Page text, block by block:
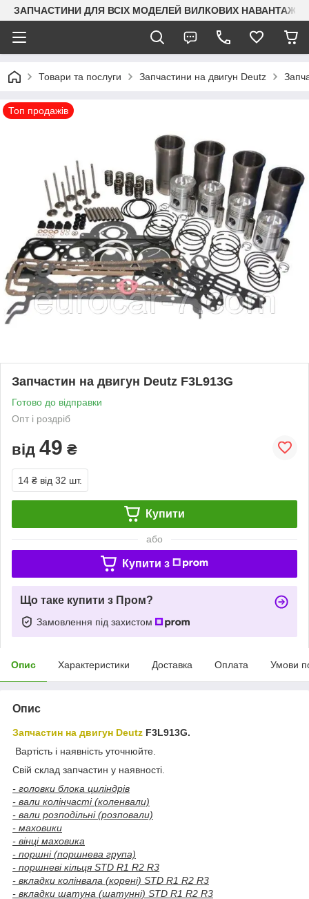
ЗАПЧАСТИНИ ДЛЯ ВСІХ МОДЕЛЕЙ ВИЛКОВИХ
Товари та послуги Запчастини на двигун Deutz
Топ продажів
Запчастин на двигун Deutz F3L913G
Готово до відправки
Опт і роздріб
від 49 ₴
14 ₴ від 32 шт.
Купити
або
Купити з
Що таке купити з Пром?
Замовлення під захистом
Опис Характеристики Доставка Оплата Умови
Опис
Запчастин на двигун Deutz F3L913G.
Вартість і наявність уточнюйте.
Свій склад запчастин у наявності.
- головки блока циліндрів
- вали колінчасті (коленвали)
- вали розподільні (розповали)
- маховики
- вінці маховика
- поршні (поршнева група)
- поршневі кільця STD R1 R2 R3
- вкладки колінвала (корені) STD R1 R2 R3
- вкладки шатуна (шатунні) STD R1 R2 R3